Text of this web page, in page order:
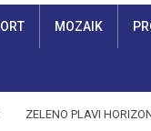
MOZAIK
ZELENO PLAVI